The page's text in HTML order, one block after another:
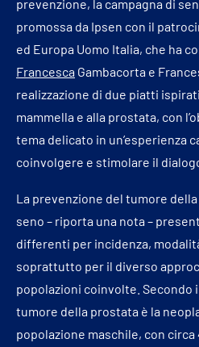
prevenzione, la campagna di
promossa da Ipsen con il
ed Europa Uomo Italia, che ha
Francesca Gambacorta e
realizzazione di due piatti
mammella e alla prostata, con
tema delicato in un’esperienza
coinvolgere e stimolare il
La prevenzione del tumore
seno – riporta una nota –
differenti per incidenza,
soprattutto per il diverso
popolazioni coinvolte. Secondo
tumore della prostata è la
popolazione maschile, con